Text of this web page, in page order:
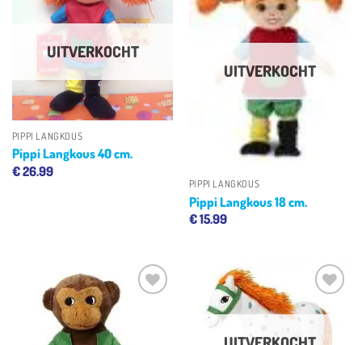
Toevoegen
aan
UITVERKOCHT
PIPPI LANGKOUS
Pippi Langkous 40 cm.
€26.99
Toevoegen
verlanglijst
UITVERKOCHT
PIPPI LANGKOUS
Pippi Langkous 18 cm.
€15.99
Toevoegen
verlanglijst
Toevoegen
aan
verlanglijst